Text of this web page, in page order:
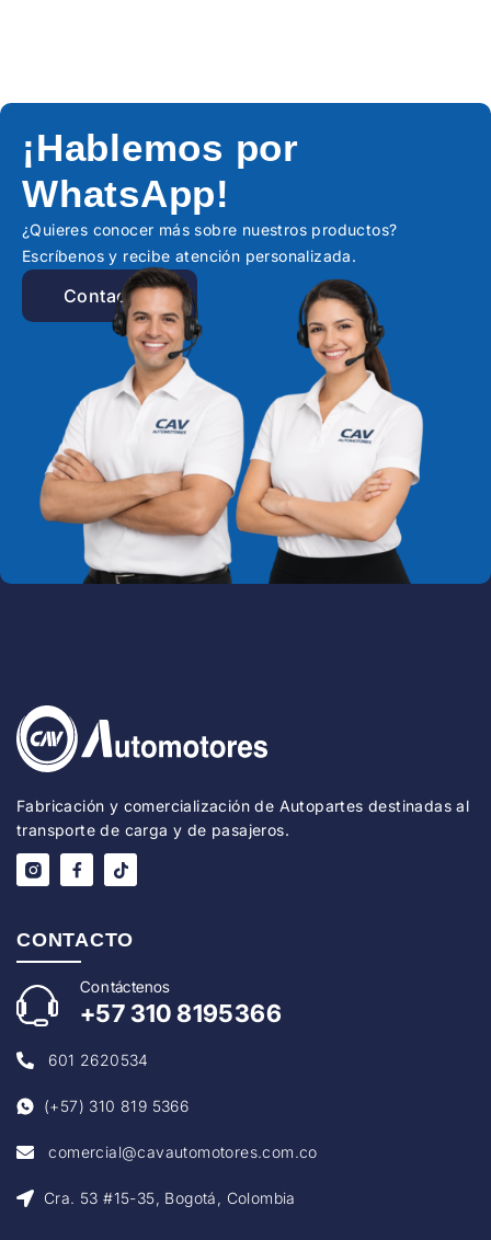
¡Hablemos por
WhatsApp!
¿Quieres conocer más sobre nuestros productos?
Escríbenos y recibe atención personalizada.
Contactar!
Fabricación y comercialización de Autopartes destinadas al
transporte de carga y de pasajeros.
CONTACTO
Contáctenos
+57 310 8195366
601 2620534
(+57) 310 819 5366
comercial@cavautomotores.com.co
Cra. 53 #15-35, Bogotá, Colombia